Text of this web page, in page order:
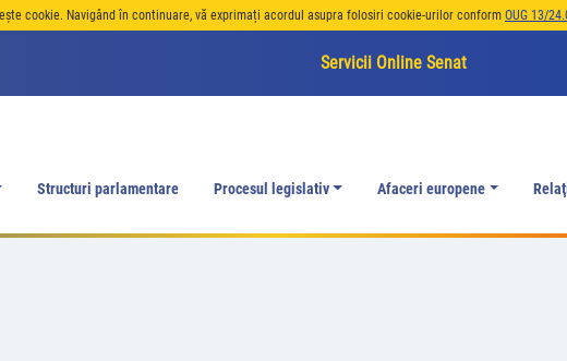
cookie. Navigând în continuare, vă exprimați acordul asupra folosiri cookie-urilor conform OUG 13/
Servicii Online Senat
Structuri parlamentare Procesul legislativ Afaceri europene